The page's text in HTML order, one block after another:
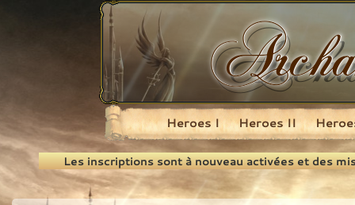
Recherche
Heroes I Heroes II
Les inscriptions sont à nouveau activées et des